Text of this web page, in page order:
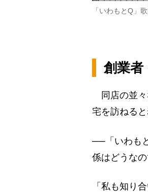
「いわもとQ」
創業者
同店の並々
宅を訪ねる
──「いわも
係はどうな
「私も知り